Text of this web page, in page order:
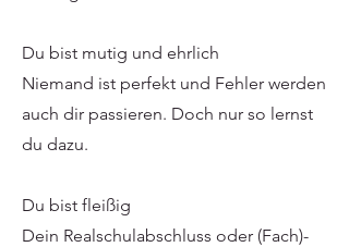
Du bist mutig und ehrlich
Niemand ist perfekt und Fehler werden
auch dir passieren. Doch nur so lernst
du dazu.
Du bist fleißig
Dein Realschulabschluss oder (Fach)-